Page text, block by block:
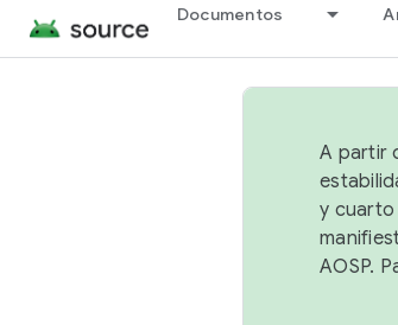
Documentos
A partir
y cuarto
AOSP.